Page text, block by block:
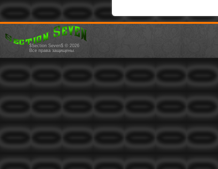
$Section Seven$ © 2026
Все права защищены.